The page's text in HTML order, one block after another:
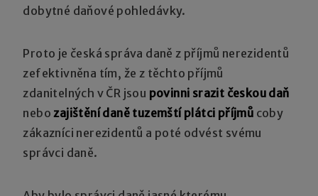
dobytné daňové pohledávky.
Proto je česká správa daně z příjmů nerezidentů
zefektivněna tím, že z těchto příjmů
zdanitelných v ČR jsou povinni srazit českou daň
nebozajištění daně tuzemští plátci příjmů coby
zákazníci nerezidentů a poté odvést svému
správci daně.